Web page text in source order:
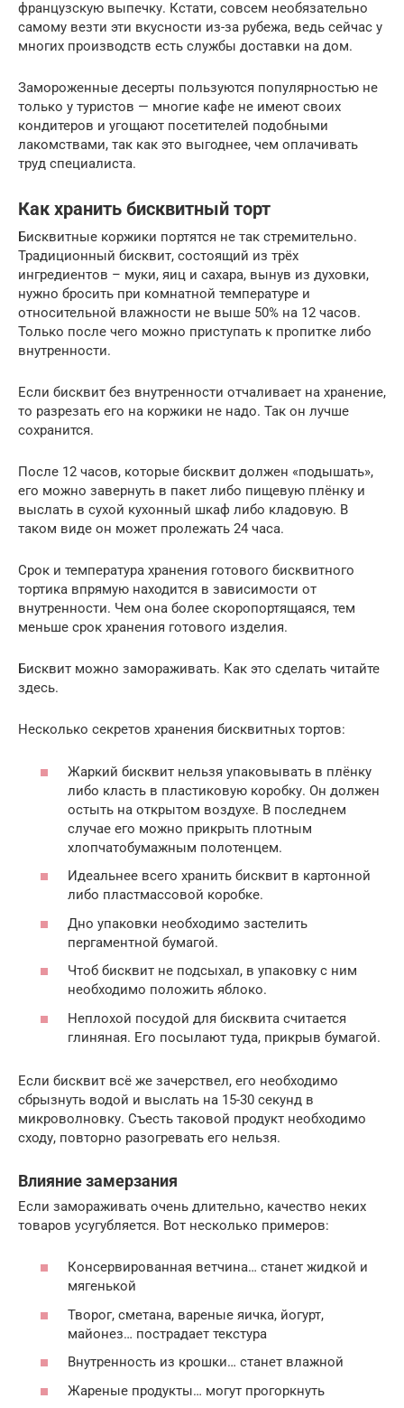
французскую выпечку. Кстати, совсем необязательно
самому везти эти вкусности из-за рубежа, ведь сейчас у
многих производств есть службы доставки на дом.
Замороженные десерты пользуются популярностью не
только у туристов — многие кафе не имеют своих
кондитеров и угощают посетителей подобными
лакомствами, так как это выгоднее, чем оплачивать
труд специалиста.
Как хранить бисквитный торт
Бисквитные коржики портятся не так стремительно.
Традиционный бисквит, состоящий из трёх
ингредиентов – муки, яиц и сахара, вынув из духовки,
нужно бросить при комнатной температуре и
относительной влажности не выше 50% на 12 часов.
Только после чего можно приступать к пропитке либо
внутренности.
Если бисквит без внутренности отчаливает на хранение,
то разрезать его на коржики не надо. Так он лучше
сохранится.
После 12 часов, которые бисквит должен «подышать»,
его можно завернуть в пакет либо пищевую плёнку и
выслать в сухой кухонный шкаф либо кладовую. В
таком виде он может пролежать 24 часа.
Срок и температура хранения готового бисквитного
тортика впрямую находится в зависимости от
внутренности. Чем она более скоропортящаяся, тем
меньше срок хранения готового изделия.
Бисквит можно замораживать. Как это сделать читайте
здесь.
Несколько секретов хранения бисквитных тортов:
Жаркий бисквит нельзя упаковывать в плёнку
либо класть в пластиковую коробку. Он должен
остыть на открытом воздухе. В последнем
случае его можно прикрыть плотным
хлопчатобумажным полотенцем.
Идеальнее всего хранить бисквит в картонной
либо пластмассовой коробке.
Дно упаковки необходимо застелить
пергаментной бумагой.
Чтоб бисквит не подсыхал, в упаковку с ним
необходимо положить яблоко.
Неплохой посудой для бисквита считается
глиняная. Его посылают туда, прикрыв бумагой.
Если бисквит всё же зачерствел, его необходимо
сбрызнуть водой и выслать на 15-30 секунд в
микроволновку. Съесть таковой продукт необходимо
сходу, повторно разогревать его нельзя.
Влияние замерзания
Если замораживать очень длительно, качество неких
товаров усугубляется. Вот несколько примеров:
Консервированная ветчина… станет жидкой и
мягенькой
Творог, сметана, вареные яичка, йогурт,
майонез… пострадает текстура
Внутренность из крошки… станет влажной
Жареные продукты… могут прогоркнуть